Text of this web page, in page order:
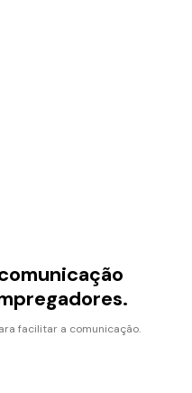
facilitar a comunicação.